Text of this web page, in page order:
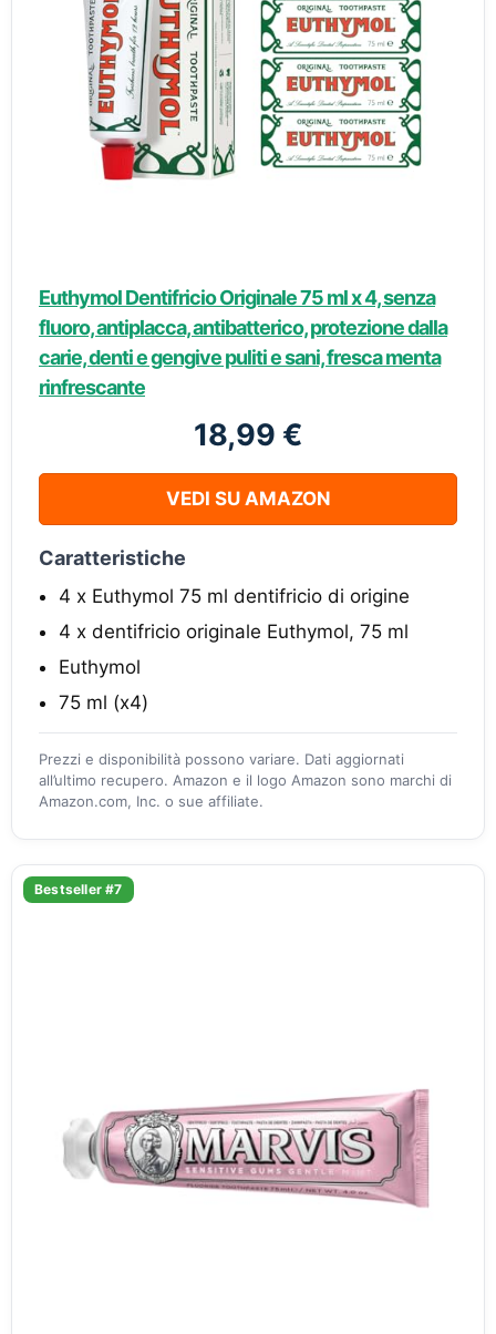
Euthymol Dentifricio Originale 75 ml x 4, senza
fluoro, antiplacca, antibatterico, protezione dalla
carie, denti e gengive puliti e sani, fresca menta
rinfrescante
18,99 €
VEDI SU AMAZON
Caratteristiche
4 x Euthymol 75 ml dentifricio di origine
4 x dentifricio originale Euthymol, 75 ml
Euthymol
75 ml (x4)
Prezzi e disponibilità possono variare. Dati aggiornati
all’ultimo recupero. Amazon e il logo Amazon sono marchi di
Amazon.com, Inc. o sue affiliate.
Bestseller #7